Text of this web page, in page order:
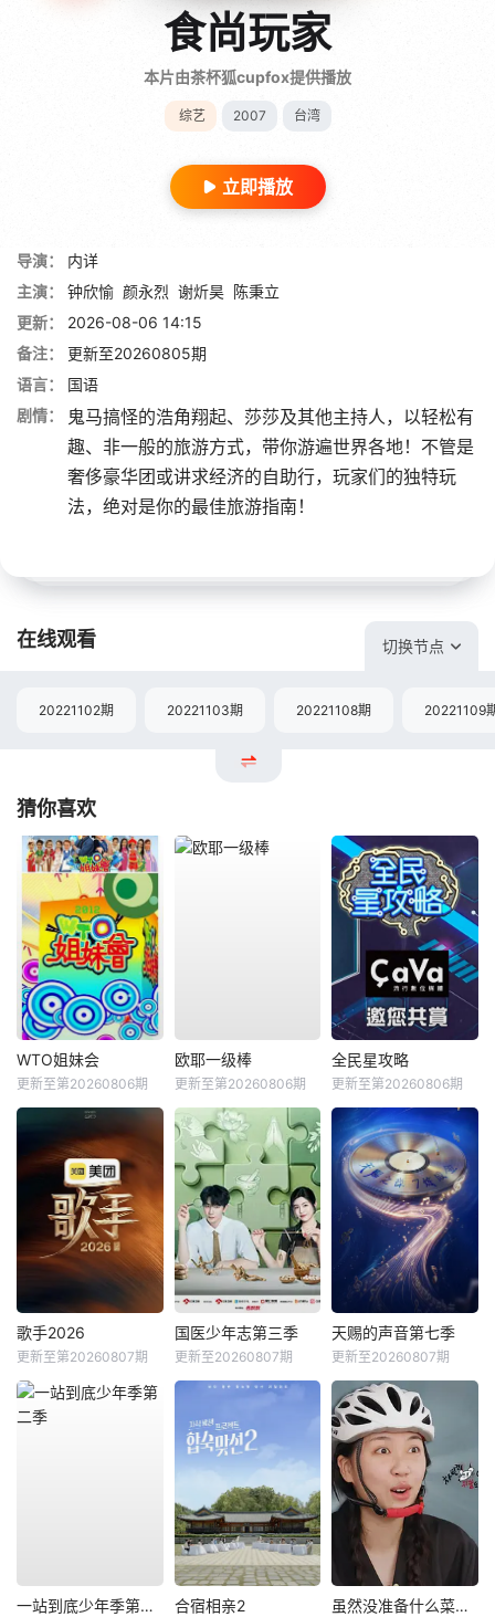
食尚玩家
本片由茶杯狐cupfox提供播放
综艺 2007 台湾
立即播放
导演：
内详
主演：
钟欣愉 颜永烈 谢炘昊 陈秉立
更新：
2026-08-06 14:15
备注：
更新至20260805期
语言：
国语
剧情：
鬼马搞怪的浩角翔起、莎莎及其他主持人，以轻松有
趣、非一般的旅游方式，带你游遍世界各地！不管是
奢侈豪华团或讲求经济的自助行，玩家们的独特玩
法，绝对是你的最佳旅游指南！
在线观看 切换节点
20221102期 20221103期 20221108期 20221109
猜你喜欢
WTO姐妹会
更新至第20260806期
欧耶一级棒
更新至第20260806期
全民星攻略
更新至第20260806期
歌手2026
更新至第20260807期
国医少年志第三季
更新至20260807期
天赐的声音第七季
更新至20260807期
一站到底少年季第二季 合宿相亲2 虽然没准备什么菜第四季